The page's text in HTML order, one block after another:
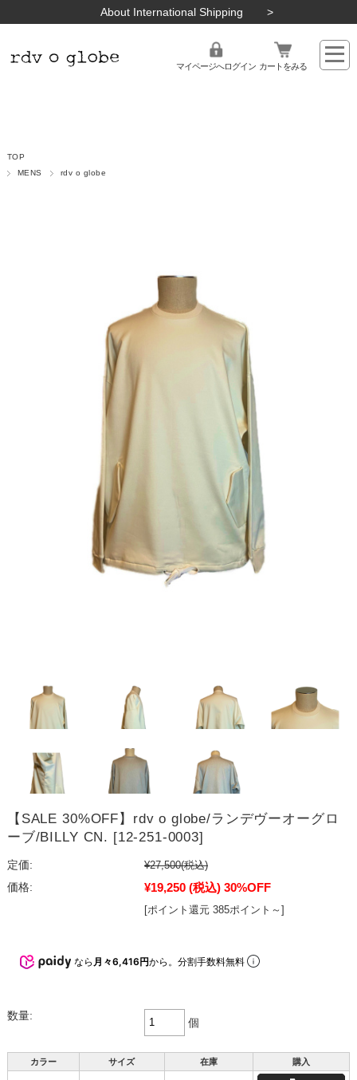
About International Shipping
マイページへログイン カートをみる
TOP
MENS
rdv o globe
【SALE 30%OFF】rdv o globe/ランデヴーオーグロ
ーブ/BILLY CN. [12-251-0003]
定価: ¥27,500(税込)
価格:
¥19,250 (税込) 30%OFF
[ポイント還元 385ポイント～]
なら 月々6,416円から。分割手数料無料
数量:
個
カラー サイズ 在庫 購入